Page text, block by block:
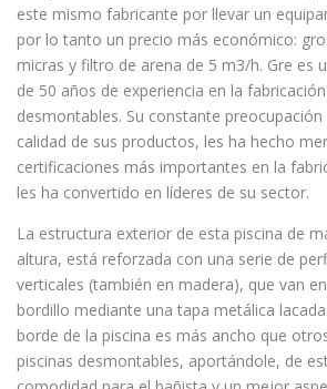
este mismo fabricante por llevar un
por lo tanto un precio más económico:
micras y filtro de arena de 5 m3/h. Gre es
de 50 años de experiencia en la
desmontables. Su constante
calidad de sus productos, les ha hecho
certificaciones más importantes en la
les ha convertido en líderes de su sector.
La estructura exterior de esta piscina de
altura, está reforzada con una serie de
verticales (también en madera), que van
bordillo mediante una tapa metálica
borde de la piscina es más ancho que
piscinas desmontables, aportándole, de